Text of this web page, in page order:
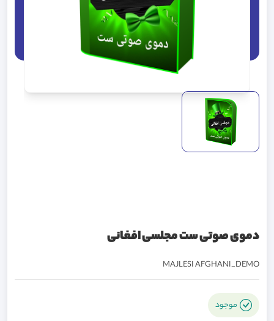
دموی صوتی ست مجلسی افغانی
MAJLESI AFGHANI_DEMO
موجود